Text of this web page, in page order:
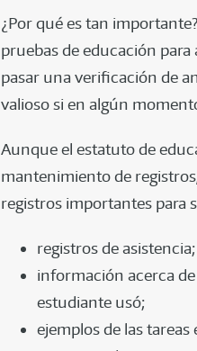
¿Por qué es tan
pruebas de educación
pasar una verificación de
valioso si en algún
Aunque el estatuto de
mantenimiento de
registros importantes para
registros de asistencia;
información acerca
estudiante usó;
ejemplos de las